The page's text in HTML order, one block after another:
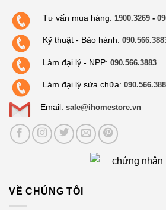
Tư vấn mua hàng: 1900.3269 -
Kỹ thuật - Bảo hành:
Làm đại lý - NPP: 090.566.3883
Làm đại lý sửa chữa:
Email: sale@ihomestore.vn
VỀ CHÚNG TÔI